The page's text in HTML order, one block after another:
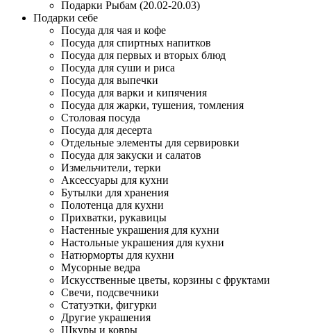
Подарки Рыбам (20.02-20.03)
Подарки себе
Посуда для чая и кофе
Посуда для спиртных напитков
Посуда для первых и вторых блюд
Посуда для суши и риса
Посуда для выпечки
Посуда для варки и кипячения
Посуда для жарки, тушения, томления
Столовая посуда
Посуда для десерта
Отдельные элементы для сервировки
Посуда для закуски и салатов
Измельчители, терки
Аксессуары для кухни
Бутылки для хранения
Полотенца для кухни
Прихватки, рукавицы
Настенные украшения для кухни
Настольные украшения для кухни
Натюрморты для кухни
Мусорные ведра
Искусственные цветы, корзины с фруктами
Свечи, подсвечники
Статуэтки, фигурки
Другие украшения
Шкуры и ковры